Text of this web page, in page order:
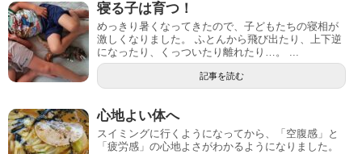
寝る子は育つ！
めっきり暑くなってきたので、子どもたちの寝相が
激しくなりました。 ふとんから飛び出たり、上下逆
になったり、くっついたり離れたり…。 ...
記事を読む
心地よい体へ
スイミングに行くようになってから、「空腹感」と
「疲労感」の心地よさがわかるようになりました。